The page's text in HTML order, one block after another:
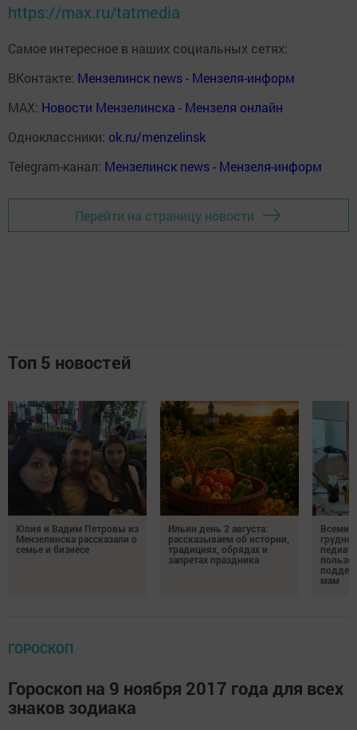
https://max.ru/tatmedia
Самое интересное в наших социальных сетях:
ВКонтакте: Мензелинск news - Мензеля-информ
MAX: Новости Мензелинска - Мензеля онлайн
Одноклассники: ok.ru/menzelinsk
Telegram-канал: Мензелинск news - Мензеля-информ
Перейти на страницу новости
Топ 5 новостей
Юлия и Вадим Петровы из
Мензелинска рассказали о
семье и бизнесе
Ильин день 2 августа:
рассказываем об истории,
традициях, обрядах и
запретах праздника
пользе
мам
ГОРОСКОП
Гороскоп на 9 ноября 2017 года для всех
знаков зодиака